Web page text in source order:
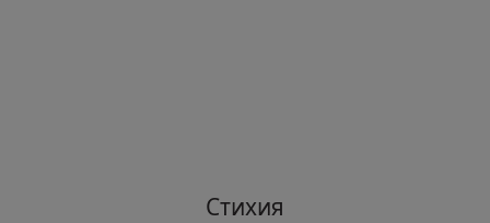
Стихия